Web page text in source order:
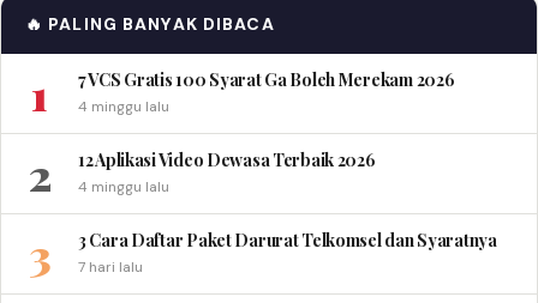
🔥 PALING BANYAK DIBACA
1 7 VCS Gratis 100 Syarat Ga Boleh Merekam 2026
4 minggu lalu
2 12 Aplikasi Video Dewasa Terbaik 2026
4 minggu lalu
3 3 Cara Daftar Paket Darurat Telkomsel dan Syaratnya
7 hari lalu